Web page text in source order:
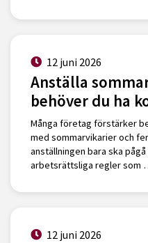
12 juni 2026
Anställa
behöver du ha
Många företag förstärker
med sommarvikarier och
anställningen bara ska
arbetsrättsliga regler som
12 juni 2026